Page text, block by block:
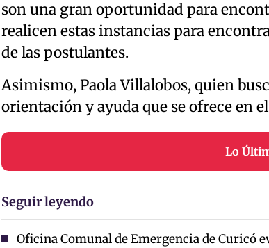
son una gran oportunidad para
realicen estas instancias para
de las postulantes.
Asimismo, Paola Villalobos, quien
orientación y ayuda que se ofrece en
Lo
Seguir leyendo
Oficina Comunal de Emergencia de Curicó